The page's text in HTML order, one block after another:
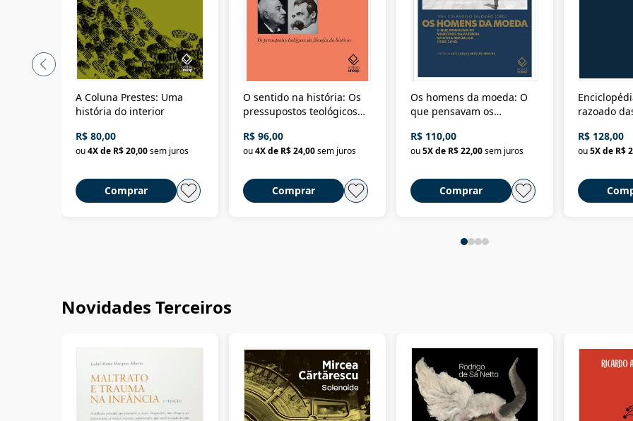
A Coluna Prestes: Uma
história do interior
R$ 80,00
ou4X de R$ 20,00sem juros
Comprar
O sentido na história: Os
pressupostos teológicos
R$ 96,00
ou4X de R$ 24,00sem juros
Comprar
Os homens da moeda: O
que pensavam os
Nova República (1985-
2018)
R$ 110,00
ou5X de R$ 22,00sem juros
Comprar
razoado
Civilização
R$ 128,00
ou5X de R$
Novidades Terceiros